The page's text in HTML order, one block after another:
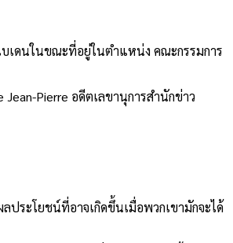
เดนในขณะที่อยู่ในตำแหน่ง คณะกรรมการ
Pierre อดีตเลขานุการสำนักข่าว
ระโยชน์ที่อาจเกิดขึ้นเมื่อพวกเขามักจะได้